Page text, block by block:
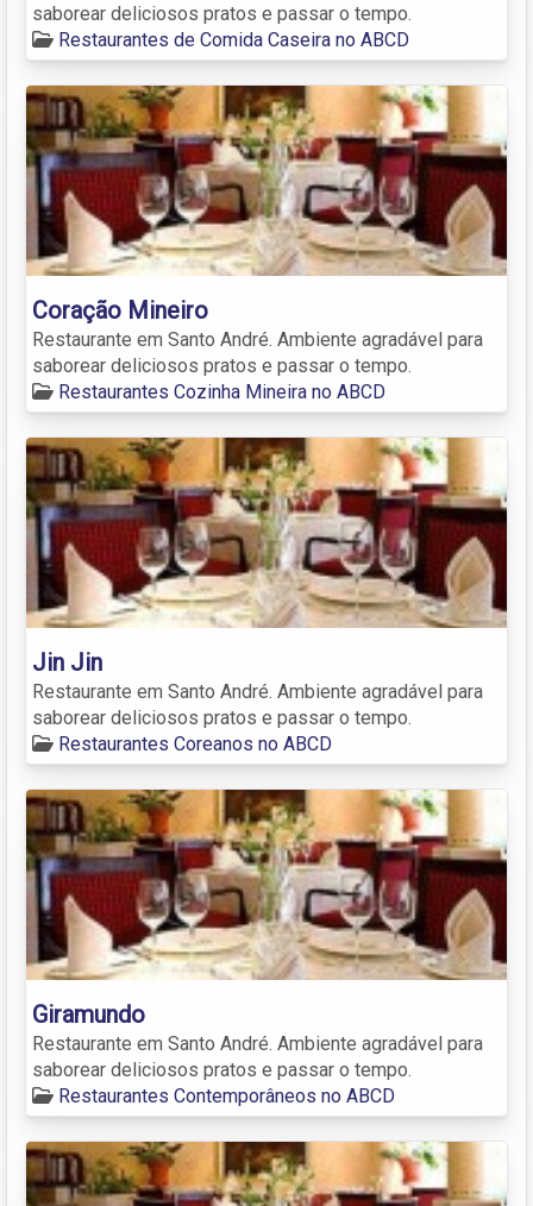
saborear deliciosos pratos e passar o tempo.
Restaurantes de Comida Caseira no ABCD
Coração Mineiro
Restaurante em Santo André. Ambiente agradável para
saborear deliciosos pratos e passar o tempo.
Restaurantes Cozinha Mineira no ABCD
Jin Jin
Restaurante em Santo André. Ambiente agradável para
saborear deliciosos pratos e passar o tempo.
Restaurantes Coreanos no ABCD
Giramundo
Restaurante em Santo André. Ambiente agradável para
saborear deliciosos pratos e passar o tempo.
Restaurantes Contemporâneos no ABCD